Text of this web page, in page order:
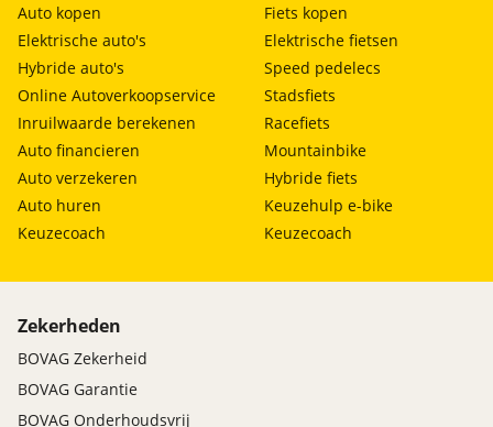
Auto kopen
Elektrische auto's
Hybride auto's
Online Autoverkoopservice
Inruilwaarde berekenen
Auto financieren
Auto verzekeren
Auto huren
Keuzecoach
Fiets kopen
Elektrische fietsen
Speed pedelecs
Stadsfiets
Racefiets
Mountainbike
Hybride fiets
Keuzehulp e-bike
Keuzecoach
Zekerheden
BOVAG Zekerheid
BOVAG Garantie
BOVAG Onderhoudsvrij